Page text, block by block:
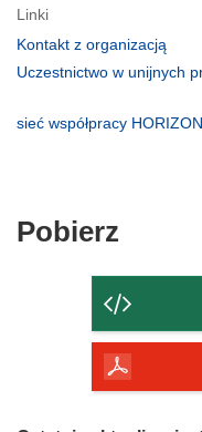
Linki
Kontakt z organizacją
Uczestnictwo w unijnych
otworzy
sieć współpracy HORIZON
Pobierz
strony